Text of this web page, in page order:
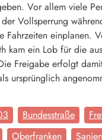
Vor allem viele
Vollsperrung
Fahrzeiten einplanen.
kam ein Lob für die
Freigabe erfolgt
ursprünglich
Bundesstraße
Oberfranken